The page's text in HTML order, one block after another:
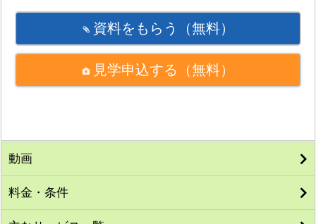
資料をもらう （無料）
見学申込する （無料）
動画
料金・条件